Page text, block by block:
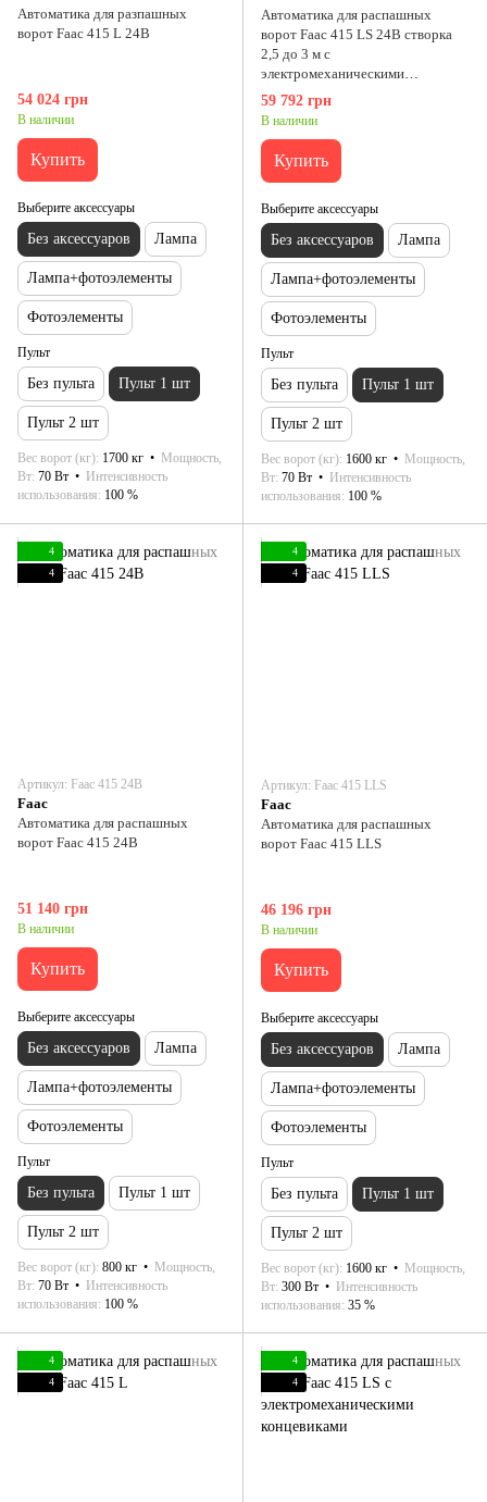
Автоматика для разпашных
ворот Faac 415 L 24В
54 024 грн
В наличии
Купить
Выберите аксессуары
Без аксессуаров Лампа
Лампа+фотоэлементы
Фотоэлементы
Пульт
Без пульта Пульт 1 шт
Пульт 2 шт
Вес ворот (кг) 1700 кг
Мощность,
Вт 70 Вт
Интенсивность
использования 100 %
Автоматика для распашных
ворот Faac 415 LS 24В створка
2,5 до 3 м с
электромеханическими
концевиками
59 792 грн
В наличии
Купить
Выберите аксессуары
Без аксессуаров Лампа
Лампа+фотоэлементы
Фотоэлементы
Пульт
Без пульта Пульт 1 шт
Пульт 2 шт
Вес ворот (кг) 1600 кг
Мощность,
Вт 70 Вт
Интенсивность
использования 100 %
4
4
Артикул: Faac 415 24В
Faac
Автоматика для распашных
ворот Faac 415 24В
51 140 грн
В наличии
Купить
Выберите аксессуары
Без аксессуаров Лампа
Лампа+фотоэлементы
Фотоэлементы
Пульт
Без пульта Пульт 1 шт
Пульт 2 шт
Вес ворот (кг) 800 кг
Мощность,
Вт 70 Вт
Интенсивность
использования 100 %
4
4
Артикул: Faac 415 LLS
Faac
Автоматика для распашных
ворот Faac 415 LLS
46 196 грн
В наличии
Купить
Выберите аксессуары
Без аксессуаров Лампа
Лампа+фотоэлементы
Фотоэлементы
Пульт
Без пульта Пульт 1 шт
Пульт 2 шт
Вес ворот (кг) 1600 кг
Мощность,
Вт 300 Вт
Интенсивность
использования 35 %
4
4
4
4